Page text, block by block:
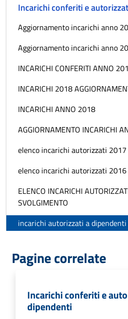
Incarichi conferiti e
Aggiornamento incarichi anno
Aggiornamento incarichi anno
INCARICHI CONFERITI ANNO
INCARICHI 2018
INCARICHI ANNO 2018
AGGIORNAMENTO INCARICHI
elenco incarichi autorizzati 2017
elenco incarichi autorizzati 2016
ELENCO INCARICHI
SVOLGIMENTO
incarichi autorizzati a
Pagine correlate
Incarichi conferiti e
dipendenti